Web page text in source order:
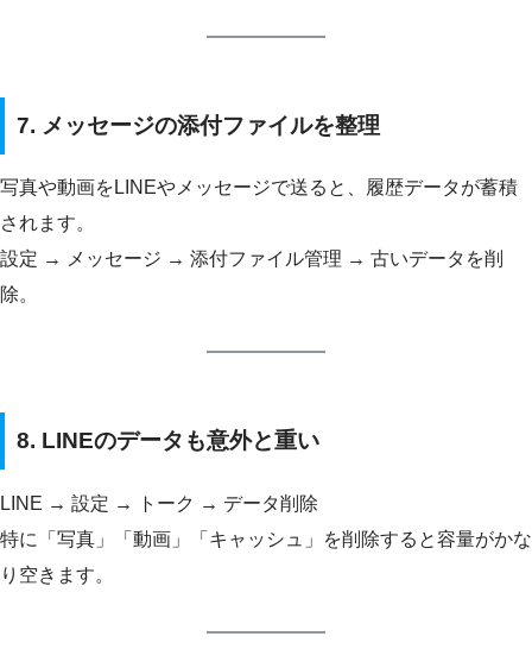
7. メッセージの添付ファイルを整理
写真や動画をLINEやメッセージで送ると、履歴データが蓄積
されます。
設定 → メッセージ → 添付ファイル管理 → 古いデータを削
除。
8. LINEのデータも意外と重い
LINE → 設定 → トーク → データ削除
特に「写真」「動画」「キャッシュ」を削除すると容量がかな
り空きます。